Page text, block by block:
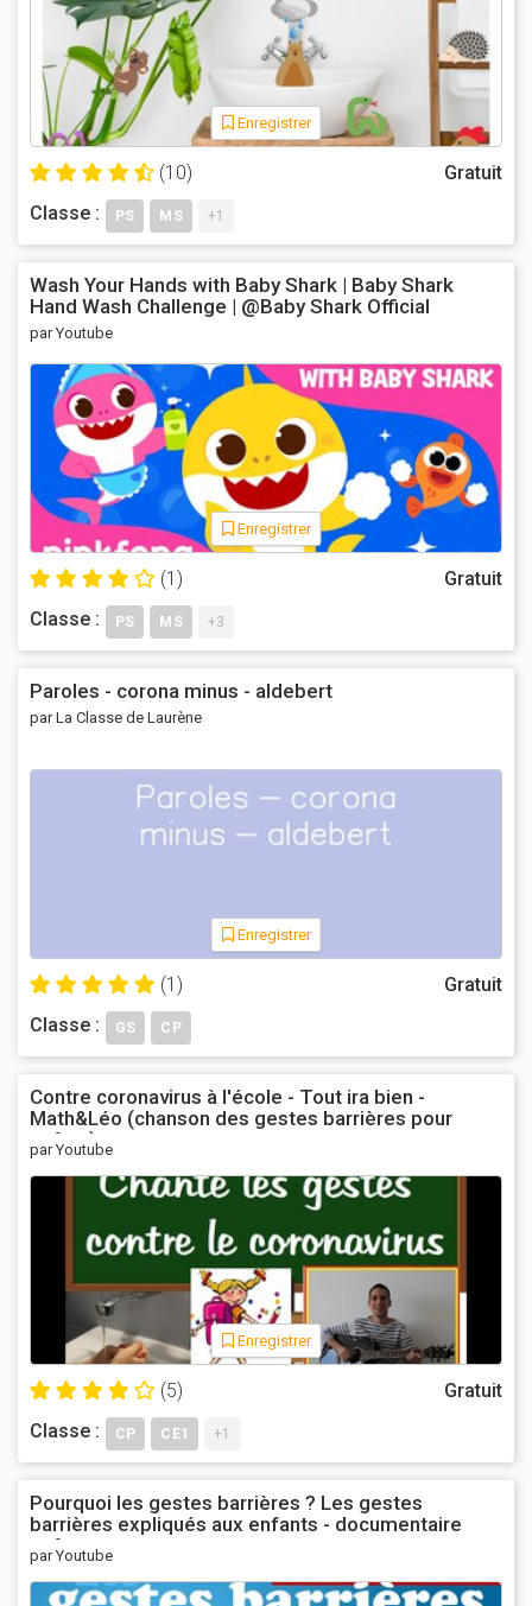
Enregistrer
(10)
Gratuit
Classe :
PS MS +1
Wash Your Hands with Baby Shark | Baby Shark
Hand Wash Challenge | @Baby Shark Official
par Youtube
Enregistrer
(1)
Gratuit
Classe :
PS MS +3
Paroles - corona minus - aldebert
par La Classe de Laurène
Enregistrer
(1)
Gratuit
Classe :
GS CP
Contre coronavirus à l'école - Tout ira bien -
Math&Léo (chanson des gestes barrières pour
enfant)
par Youtube
Enregistrer
(5)
Gratuit
Classe :
CP CE1 +1
Pourquoi les gestes barrières ? Les gestes
barrières expliqués aux enfants - documentaire
enfant
par Youtube